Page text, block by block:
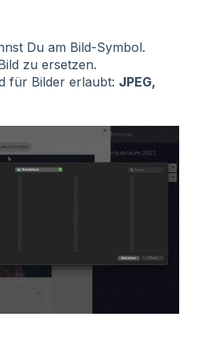
Du am Bild-Symbol.
zu ersetzen.
für Bilder erlaubt: JPEG,